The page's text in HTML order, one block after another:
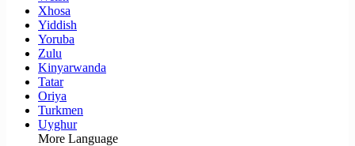
Xhosa
Yiddish
Yoruba
Zulu
Kinyarwanda
Tatar
Oriya
Turkmen
Uyghur
More Language